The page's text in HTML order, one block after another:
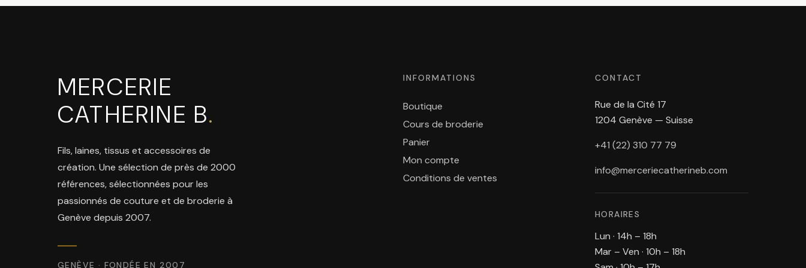
MERCERIE
CATHERINE B.
Fils, laines, tissus et accessoires de
création. Une sélection de près de 2000
références, sélectionnées pour les
passionnés de couture et de broderie à
Genève depuis 2007.
GENÈVE · FONDÉE EN 2007
INFORMATIONS
Boutique
Cours de broderie
Panier
Mon compte
Conditions de ventes
CONTACT
Rue de la Cité 17
1204 Genève — Suisse
+41 (22) 310 77 79
info@merceriecatherineb.com
HORAIRES
Lun · 14h – 18h
Mar – Ven · 10h – 18h